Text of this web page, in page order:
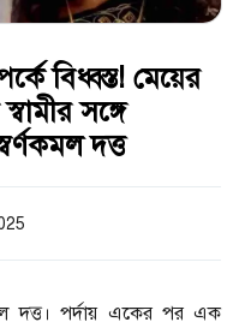
বিধ্বস্ত! মেয়ের
সঙ্গে
দত্ত
দত্ত। পর্দায় একের পর এক